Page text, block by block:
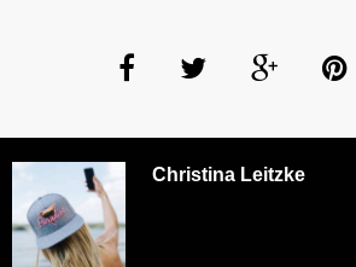
Christina Leitzke